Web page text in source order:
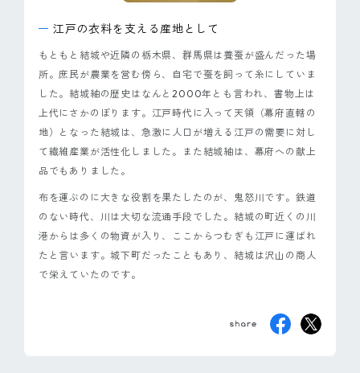
江戸の衣料を支える産地として
もともと結城や近隣の栃木県、群馬県は養蚕が盛んだった場
所。庶民が農業を営む傍ら、自宅で蚕を飼って糸にしていま
した。結城紬の歴史はなんと2000年とも言われ、書物上は
上代にさかのぼります。江戸時代に入って天領（幕府直轄の
地）となった結城は、急激に人口が増える江戸の需要に対し
て繊維産業が活性化しました。また結城紬は、幕府への献上
品でもありました。
布を運ぶのに大きな役割を果たしたのが、鬼怒川です。鉄道
のない時代、川は大切な流通手段でした。結城の町近くの川
港からは多くの物資が入り、ここからつむぎも江戸に運ばれ
たと言います。城下町だったこともあり、結城は沢山の商人
で栄えていたのです。